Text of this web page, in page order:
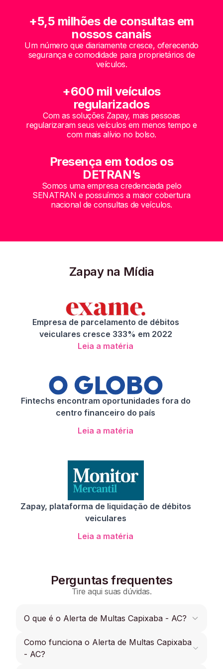
+5,5 milhões de consultas em
nossos canais
Um número que diariamente cresce, oferecendo
segurança e comodidade para proprietários de
veículos.
+600 mil veículos
regularizados
Com as soluções Zapay, mais pessoas
regularizaram seus veículos em menos tempo e
com mais alívio no bolso.
Presença em todos os
DETRAN’s
Somos uma empresa credenciada pelo
SENATRAN e possuímos a maior cobertura
nacional de consultas de veículos.
Zapay na Mídia
Empresa de parcelamento de débitos
veiculares cresce 333% em 2022
Leia a matéria
Fintechs encontram oportunidades fora do
centro financeiro do país
Leia a matéria
Zapay, plataforma de liquidação de débitos
veiculares
Leia a matéria
Perguntas frequentes
Tire aqui suas dúvidas.
O que é o Alerta de Multas Capixaba - AC?
O Alerta de Multas é uma funcionalidade que
permite receber notificações de novas multas
Como funciona o Alerta de Multas Capixaba
- AC?